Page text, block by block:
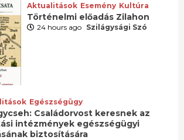
Aktualitások Esemény Kultúra
Történelmi előadás Zilahon
24 hours ago Szilágysági Szó
Egészségügy
Családorvost keresnek az
intézmények egészségügyi
biztosítására